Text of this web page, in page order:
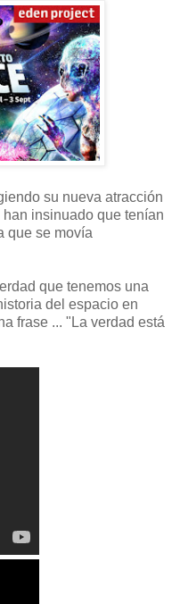
su nueva atracción
insinuado que tenían
que se movía
que tenemos una
del espacio en
frase ... "La verdad está